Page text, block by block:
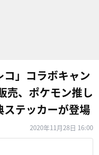
コ」コラボキャン
売、ポケモン推し
ステッカーが登場
2020年11月28日 16:00